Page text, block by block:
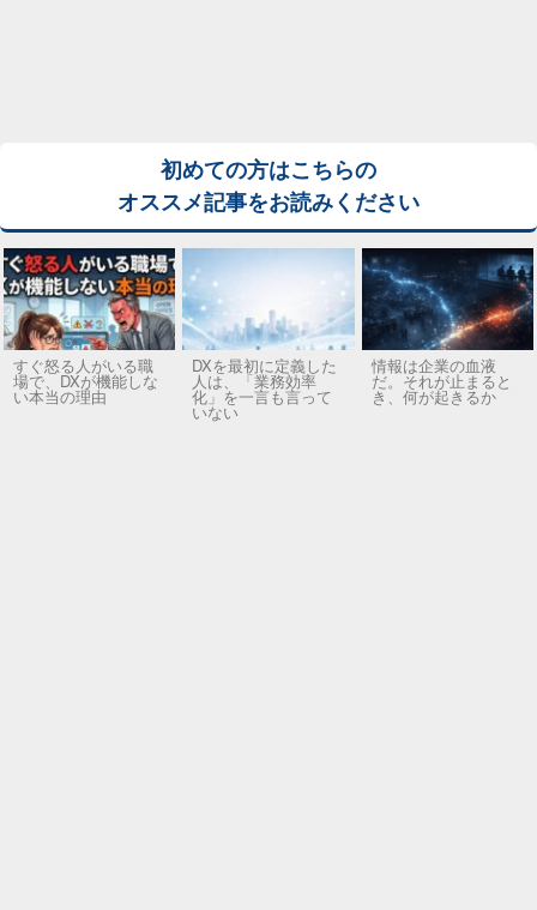
初めての方はこちらの
オススメ記事をお読みください
すぐ怒る人がいる職
場で、DXが機能しな
い本当の理由
DXを最初に定義した
人は、「業務効率
化」を一言も言って
いない
情報は企業の血液
だ。それが止まると
き、何が起きるか